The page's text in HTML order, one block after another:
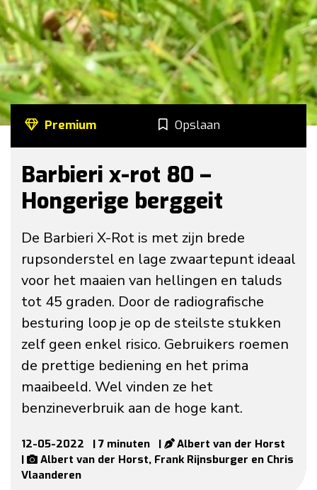
Premium Opslaan
Barbieri x-rot 80 –
Hongerige berggeit
De Barbieri X-Rot is met zijn brede
rupsonderstel en lage zwaartepunt ideaal
voor het maaien van hellingen en taluds
tot 45 graden. Door de radiografische
besturing loop je op de steilste stukken
zelf geen enkel risico. Gebruikers roemen
de prettige bediening en het prima
maaibeeld. Wel vinden ze het
benzineverbruik aan de hoge kant.
12-05-2022 | 7 minuten |
Albert van der Horst
|
Albert van der Horst, Frank Rijnsburger en Chris
Vlaanderen